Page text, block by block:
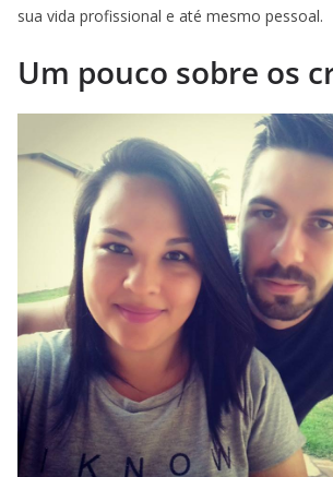
sua vida profissional e até mesmo pessoal.
Um pouco sobre os